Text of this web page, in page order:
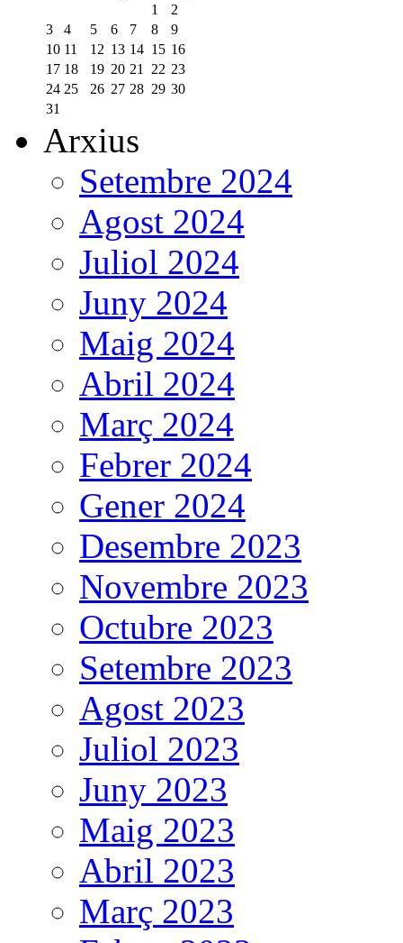
1
2
3
4 5 6 7 8
9
10 11 12 13 14 15 16
17 18 19 20 21 22 23
24 25 26 27 28 29 30
31
Arxius
Setembre 2024
Agost 2024
Juliol 2024
Juny 2024
Maig 2024
Abril 2024
Març 2024
Febrer 2024
Gener 2024
Desembre 2023
Novembre 2023
Octubre 2023
Setembre 2023
Agost 2023
Juliol 2023
Juny 2023
Maig 2023
Abril 2023
Març 2023